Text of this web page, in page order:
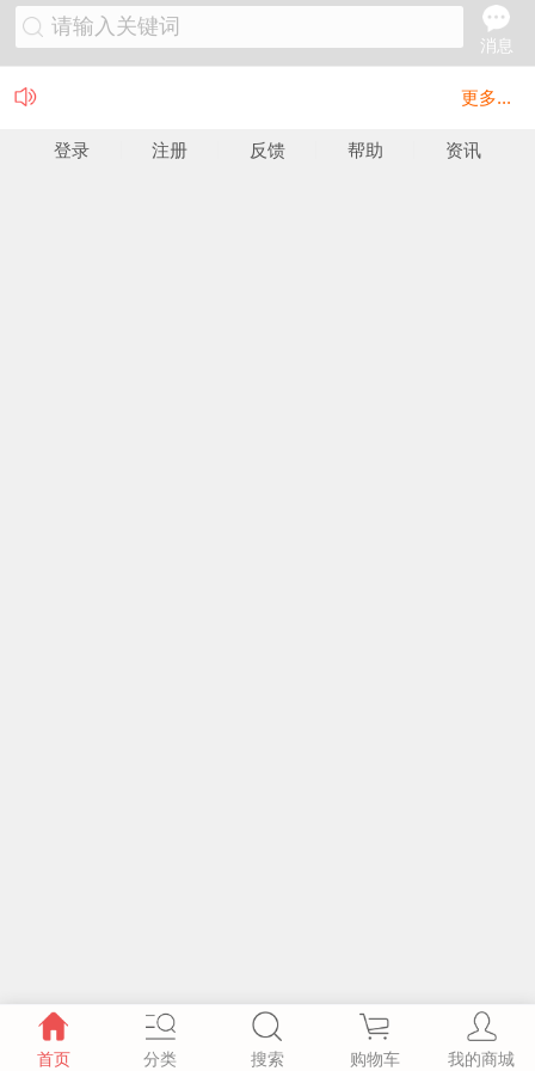
请输入关键词
消息
更多...
登录 注册 反馈 帮助 资讯
首页 分类 搜索 购物车 我的商城